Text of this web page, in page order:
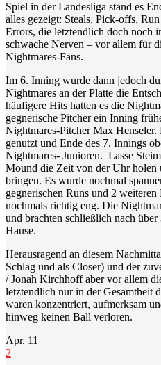
Spiel in der Landesliga stand es
alles gezeigt: Steals, Pick-offs,
Errors, die letztendlich doch noch
schwache Nerven – vor allem für
Nightmares-Fans.
Im 6. Inning wurde dann jedoch
Nightmares an der Platte die
häufigere Hits hatten es die
gegnerische Pitcher ein Inning
Nightmares-Pitcher Max
genutzt und Ende des 7. Innings
Nightmares- Junioren. Lasse
Mound die Zeit von der Uhr holen
bringen. Es wurde nochmal
gegnerischen Runs und 2
nochmals richtig eng. Die
und brachten schließlich nach
Hause.
Herausragend an diesem
Schlag und als Closer) und der
/ Jonah Kirchhoff aber vor allem
letztendlich nur in der Gesamtheit
waren konzentriert, aufmerksam
hinweg keinen Ball verloren.
Apr. 11
2